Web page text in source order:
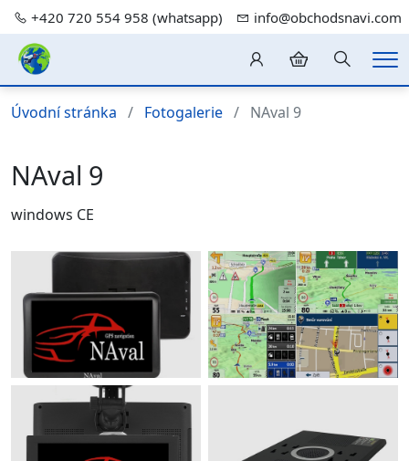
+420 720 554 958 (whatsapp) info@obchodsnavi.com
Hledání
Úvodní stránka Fotogalerie NAval 9
NAval 9
windows CE